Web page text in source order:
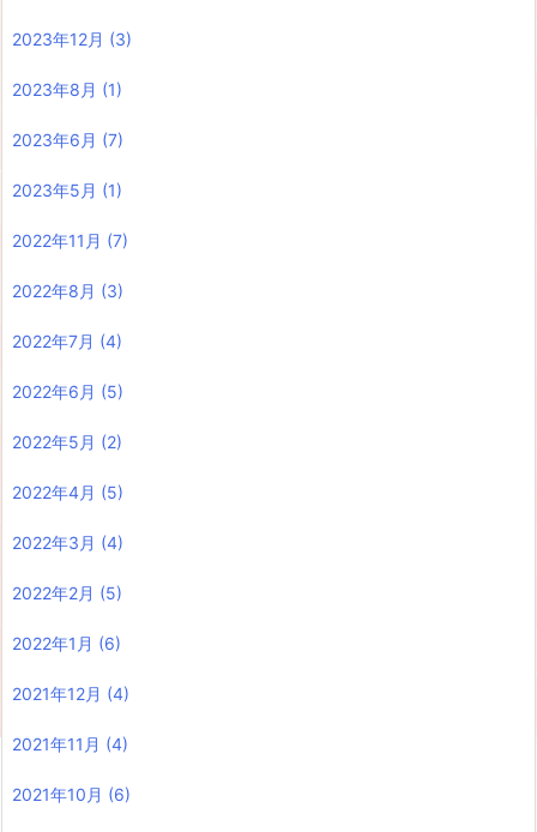
2023年12月 (3)
2023年8月 (1)
2023年6月 (7)
2023年5月 (1)
2022年11月 (7)
2022年8月 (3)
2022年7月 (4)
2022年6月 (5)
2022年5月 (2)
2022年4月 (5)
2022年3月 (4)
2022年2月 (5)
2022年1月 (6)
2021年12月 (4)
2021年11月 (4)
2021年10月 (6)